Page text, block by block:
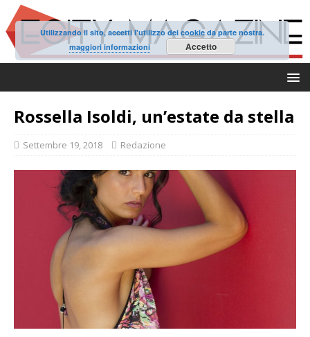
Rossella Isoldi, un’estate da stella
Settembre 19, 2018 Redazione
Utilizzando il sito, accetti l'utilizzo dei cookie da parte nostra.
maggiori informazioni
Accetto